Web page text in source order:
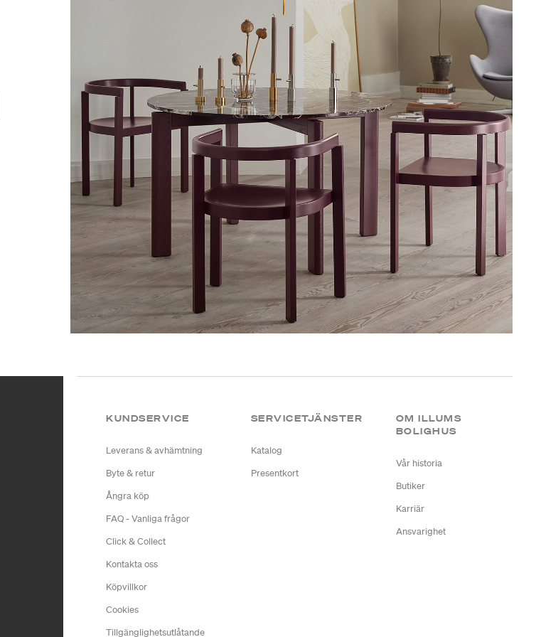
KUNDSERVICE
Leverans & avhämtning
Byte & retur
Ångra köp
FAQ - Vanliga frågor
Click & Collect
Kontakta oss
Köpvillkor
Cookies
Tillgänglighetsutlåtande
SERVICETJÄNSTER
Katalog
Presentkort
OM ILLUMS
BOLIGHUS
Vår historia
Butiker
Karriär
Ansvarighet